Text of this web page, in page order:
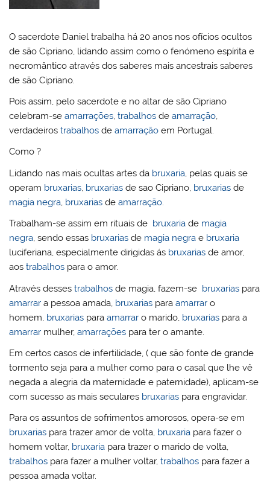
O sacerdote Daniel trabalha há 20 anos nos ofícios ocultos
de são Cipriano, lidando assim como o fenómeno espírita e
necromântico através dos saberes mais ancestrais saberes
de são Cipriano.
Pois assim, pelo sacerdote e no altar de são Cipriano
celebram-seamarrações,trabalhos deamarração,
verdadeirostrabalhos deamarração em Portugal.
Como ?
Lidando nas mais ocultas artes da bruxaria, pelas quais se
operam bruxarias, bruxarias de sao Cipriano, bruxarias de
magia negra, bruxarias deamarração.
Trabalham-se assim em rituais de bruxaria de magia
negra, sendo essas bruxarias de magia negra e bruxaria
luciferiana, especialmente dirigidas ás bruxarias de amor,
aostrabalhos para o amor.
Através dessestrabalhos de magia, fazem-se bruxarias para
amarrar a pessoa amada, bruxarias paraamarrar o
homem, bruxarias paraamarrar o marido, bruxarias para a
amarrar mulher,amarrações para ter o amante.
Em certos casos de infertilidade, ( que são fonte de grande
tormento seja para a mulher como para o casal que lhe vê
negada a alegria da maternidade e paternidade), aplicam-se
com sucesso as mais seculares bruxarias para engravidar.
Para os assuntos de sofrimentos amorosos, opera-se em
bruxarias para trazer amor de volta, bruxaria para fazer o
homem voltar, bruxaria para trazer o marido de volta,
trabalhos para fazer a mulher voltar,trabalhos para fazer a
pessoa amada voltar.